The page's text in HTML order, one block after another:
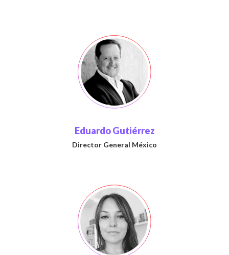
Eduardo Gutiérrez
Director General México